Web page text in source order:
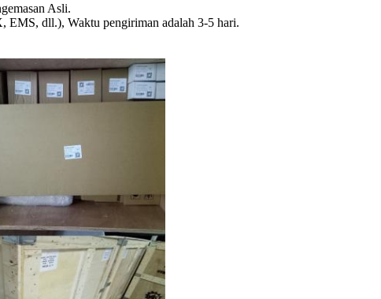
Asli.
dll.), Waktu pengiriman adalah 3-5 hari.